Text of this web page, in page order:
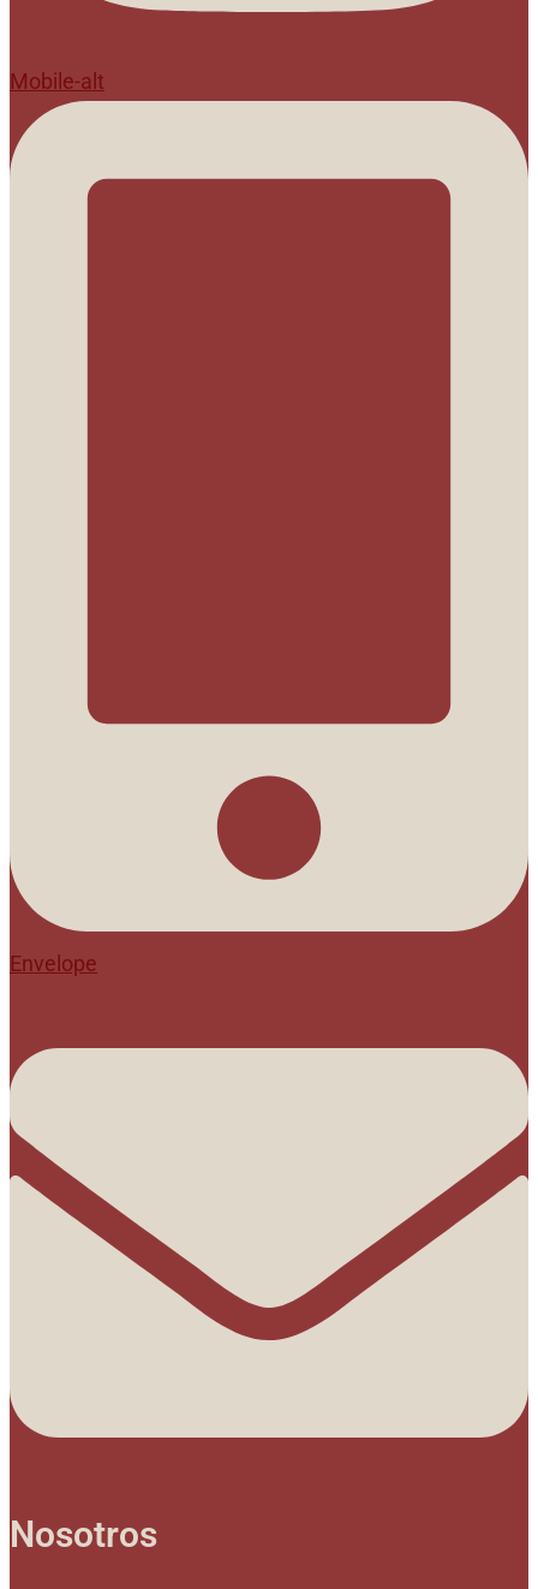
Mobile-alt
Envelope
Nosotros